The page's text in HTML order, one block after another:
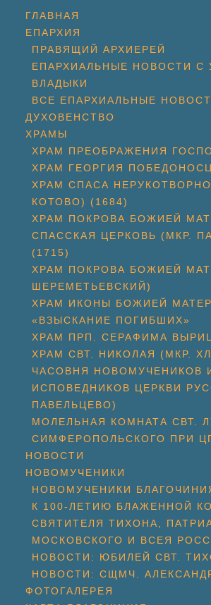
ГЛАВНАЯ
ЕПАРХИЯ
ПРАВЯЩИЙ АРХИЕРЕЙ
ЕПАРХИАЛЬНЫЕ НОВОСТИ С
ВЛАДЫКИ
ВСЕ ЕПАРХИАЛЬНЫЕ
ДУХОВЕНСТВО
ХРАМЫ
ХРАМ ПРЕОБРАЖЕНИЯ
ХРАМ ГЕОРГИЯ
ХРАМ СПАСА
КОТОВО) (1684)
ХРАМ ПОКРОВА БОЖИЕЙ
СПАССКАЯ ЦЕРКОВЬ (МКР.
(1715)
ХРАМ ПОКРОВА БОЖИЕЙ
ШЕРЕМЕТЬЕВСКИЙ)
ХРАМ ИКОНЫ БОЖИЕЙ
«ВЗЫСКАНИЕ ПОГИБШИХ»
ХРАМ ПРП. СЕРАФИМА
ХРАМ СВТ. НИКОЛАЯ (МКР.
ЧАСОВНЯ НОВОМУЧЕНИКОВ
ИСПОВЕДНИКОВ ЦЕРКВИ
ПАВЕЛЬЦЕВО)
МОЛЕЛЬНАЯ КОМНАТА СВТ.
СИМФЕРОПОЛЬСКОГО ПРИ
НОВОСТИ
НОВОМУЧЕНИКИ
НОВОМУЧЕНИКИ
К 100-ЛЕТИЮ БЛАЖЕННОЙ
СВЯТИТЕЛЯ ТИХОНА,
МОСКОВСКОГО И ВСЕЯ
НОВОСТИ: ЮБИЛЕЙ СВТ.
НОВОСТИ: СЩМЧ.
ФОТОГАЛЕРЕЯ